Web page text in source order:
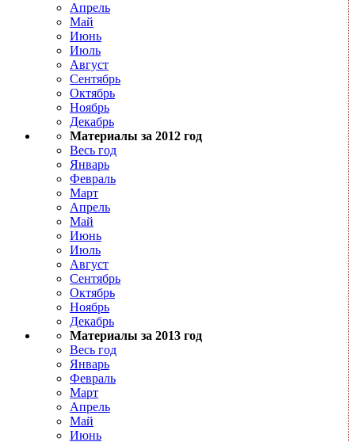
Апрель
Май
Июнь
Июль
Август
Сентябрь
Октябрь
Ноябрь
Декабрь
Материалы за 2012 год
Весь год
Январь
Февраль
Март
Апрель
Май
Июнь
Июль
Август
Сентябрь
Октябрь
Ноябрь
Декабрь
Материалы за 2013 год
Весь год
Январь
Февраль
Март
Апрель
Май
Июнь